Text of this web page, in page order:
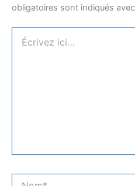
obligatoires sont indiqués avec
ici…